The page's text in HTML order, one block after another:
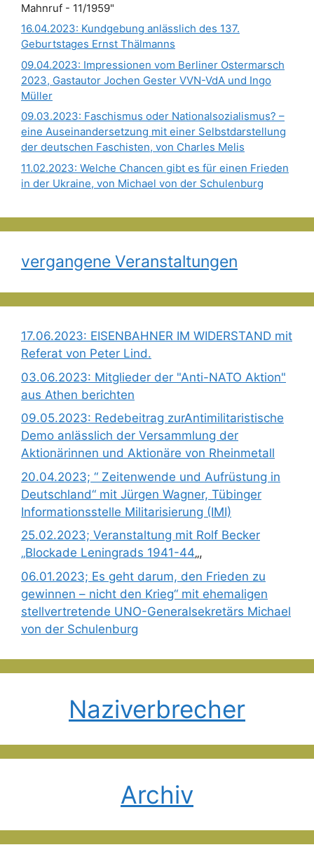
Mahnruf - 11/1959"
16.04.2023: Kundgebung anlässlich des 137.
Geburtstages Ernst Thälmanns
09.04.2023: Impressionen vom Berliner Ostermarsch
2023, Gastautor Jochen Gester VVN-VdA und Ingo
Müller
09.03.2023: Faschismus oder Nationalsozialismus? –
eine Auseinandersetzung mit einer Selbstdarstellung
der deutschen Faschisten, von Charles Melis
11.02.2023: Welche Chancen gibt es für einen Frieden
in der Ukraine, von Michael von der Schulenburg
vergangene Veranstaltungen
17.06.2023: EISENBAHNER IM WIDERSTAND mit
Referat von Peter Lind.
03.06.2023: Mitglieder der "Anti-NATO Aktion"
aus Athen berichten
09.05.2023: Redebeitrag zurAntimilitaristische
Demo anlässlich der Versammlung der
Aktionärinnen und Aktionäre von Rheinmetall
20.04.2023; “ Zeitenwende und Aufrüstung in
Deutschland“ mit Jürgen Wagner, Tübinger
Informationsstelle Militarisierung (IMI)
25.02.2023; Veranstaltung mit Rolf Becker
„Blockade Leningrads 1941-44„,
06.01.2023; Es geht darum, den Frieden zu
gewinnen – nicht den Krieg“ mit ehemaligen
stellvertretende UNO-Generalsekretärs Michael
von der Schulenburg
Naziverbrecher
Archiv